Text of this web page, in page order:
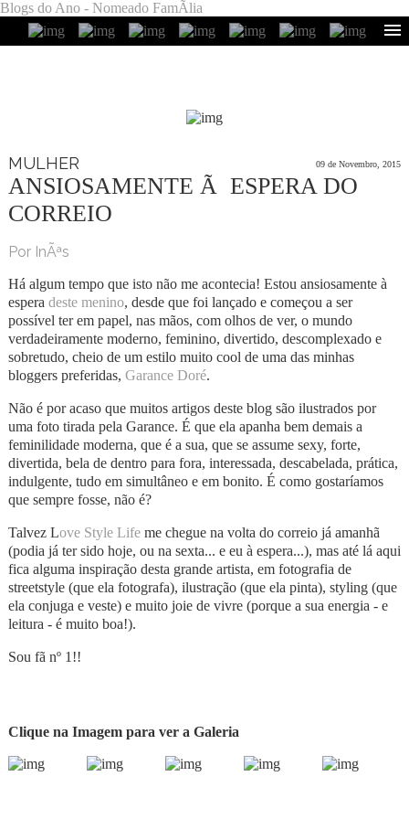
Blogs do Ano - Nomeado FamÃ­lia
MULHER 09 de Novembro, 2015
ANSIOSAMENTE Ã ESPERA DO
CORREIO
Por InÃªs
Há algum tempo que isto não me acontecia! Estou ansiosamente à
espera deste menino, desde que foi lançado e começou a ser
possível ter em papel, nas mãos, com olhos de ver, o mundo
verdadeiramente moderno, feminino, divertido, descomplexado e
sobretudo, cheio de um estilo muito cool de uma das minhas
bloggers preferidas, Garance Doré.
Não é por acaso que muitos artigos deste blog são ilustrados por
uma foto tirada pela Garance. É que ela apanha bem demais a
feminilidade moderna, que é a sua, que se assume sexy, forte,
divertida, bela de dentro para fora, interessada, descabelada, prática,
indulgente, tudo em simultâneo e em bonito. É como gostaríamos
que sempre fosse, não é?
Talvez Love Style Lifeme chegue na volta do correio já amanhã
(podia já ter sido hoje, ou na sexta... e eu à espera...), mas até lá aqui
fica alguma inspiração desta grande artista, em fotografia de
streetstyle (que ela fotografa), ilustração (que ela pinta), styling (que
ela conjuga e veste) e muito joie de vivre (porque a sua energia - e
leitura - é muito boa!).
Sou fã nº 1!!
Clique na Imagem para ver a Galeria